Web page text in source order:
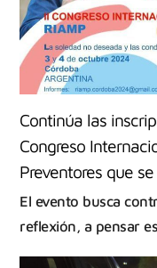
Continúa las
Congreso
Preventores que
El evento busca
reflexión, a pensar